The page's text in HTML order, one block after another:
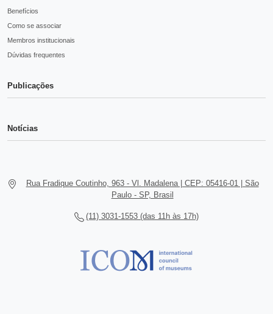
Benefícios
Como se associar
Membros institucionais
Dúvidas frequentes
Publicações
Notícias
Rua Fradique Coutinho, 963 - Vl. Madalena | CEP: 05416-01 | São
Paulo - SP, Brasil
(11) 3031-1553 (das 11h às 17h)